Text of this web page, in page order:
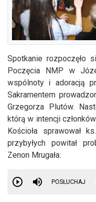
Spotkanie rozpoczęło
Poczęcia NMP w
wspólnoty i adoracją
Sakramentem
Grzegorza Plutów.
którą w intencji
Kościoła sprawował
przybyłych powitał
Zenon Mrugała:
POSŁUCHAJ